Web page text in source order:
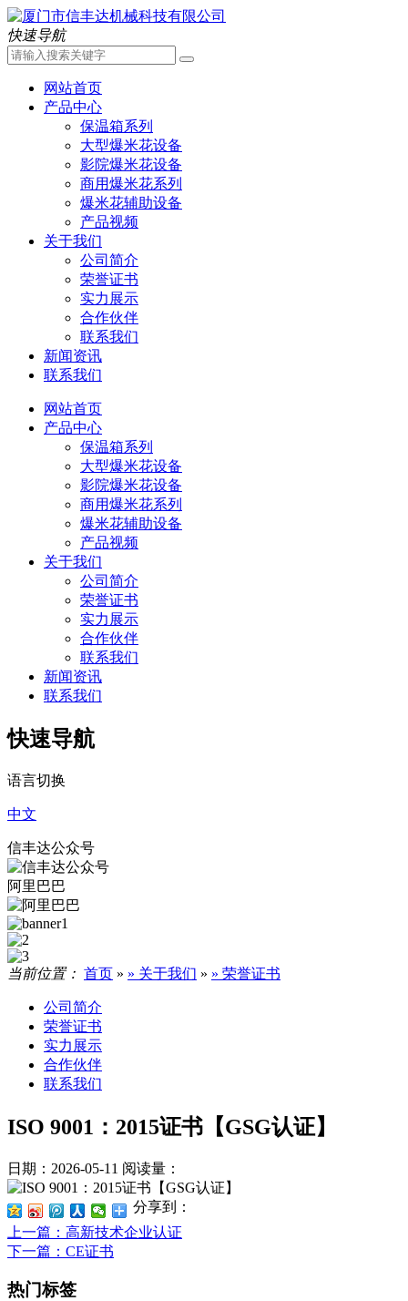
快速导航
网站首页
产品中心
保温箱系列
大型爆米花设备
影院爆米花设备
商用爆米花系列
爆米花辅助设备
产品视频
关于我们
公司简介
荣誉证书
实力展示
合作伙伴
联系我们
新闻资讯
联系我们
网站首页
产品中心
保温箱系列
大型爆米花设备
影院爆米花设备
商用爆米花系列
爆米花辅助设备
产品视频
关于我们
公司简介
荣誉证书
实力展示
合作伙伴
联系我们
新闻资讯
联系我们
快速导航
语言切换
中文
信丰达公众号
阿里巴巴
当前位置： 首页 » » 关于我们 » » 荣誉证书
公司简介
荣誉证书
实力展示
合作伙伴
联系我们
ISO 9001：2015证书【GSG认证】
日期：2026-05-11 阅读量：
分享到：
上一篇 ：高新技术企业认证
下一篇 ：CE证书
热门标签